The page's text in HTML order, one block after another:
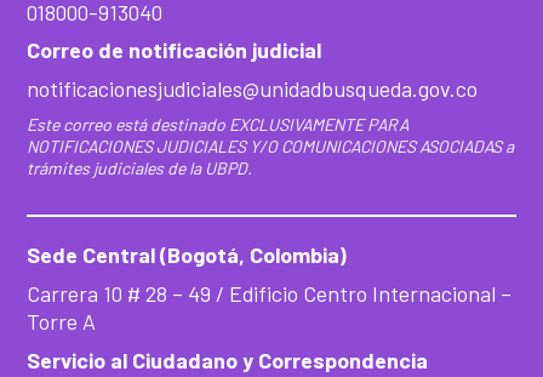
018000-913040
Correo de notificación judicial
notificacionesjudiciales@unidadbusqueda.gov.co
Este correo está destinado EXCLUSIVAMENTE PARA
NOTIFICACIONES JUDICIALES Y/O COMUNICACIONES ASOCIADAS a
trámites judiciales de la UBPD.
Sede Central (Bogotá, Colombia)
Carrera 10 # 28 – 49 / Edificio Centro Internacional –
Torre A
Servicio al Ciudadano y Correspondencia